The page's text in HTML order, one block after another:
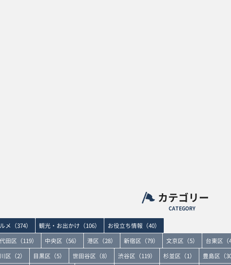
カテゴリー
CATEGORY
メ（374） 観光・お出かけ（106）
お役立ち情報（40）
田区（119）
中央区（56） 港区（28） 新宿区（79） 文京区（5） 台東区（
区（2）
目黒区（5） 世田谷区（8） 渋谷区（119） 杉並区（1） 豊島区（30